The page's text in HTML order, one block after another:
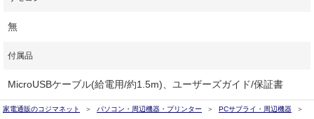
無
付属品
MicroUSBケーブル(給電用/約1.5m)、ユーザーズガイド/保証書
家電通販のコジマネット パソコン・周辺機器・プリンター
PCサプライ・周辺機器